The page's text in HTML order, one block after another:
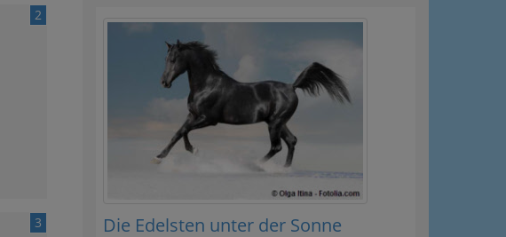
2
3 Die Edelsten unter der Sonne